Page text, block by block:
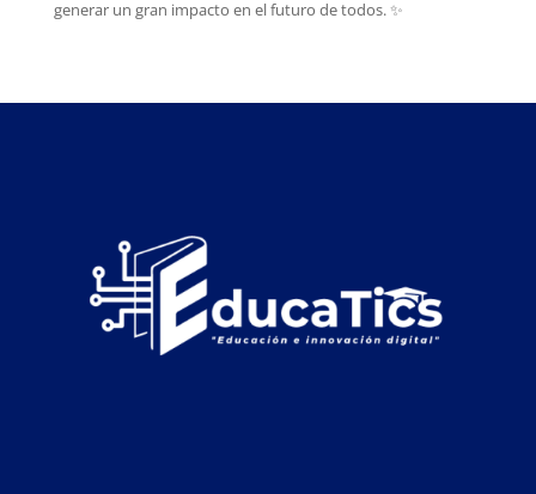
generar un gran impacto en el futuro de todos. ✨